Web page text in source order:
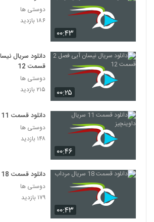
۰۰:۴۳
دوستی ها
۱۸۶ بازدید
۰۰:۲۵
قسمت 12
دوستی ها
۲۱۵ بازدید
۰۰:۴۶
دانلود قسمت 11 سریال داوینچیز
دوستی ها
۱۴۸ بازدید
۰۰:۴۳
دانلود قسمت 18 سریال مرداب
دوستی ها
۱۷۹ بازدید